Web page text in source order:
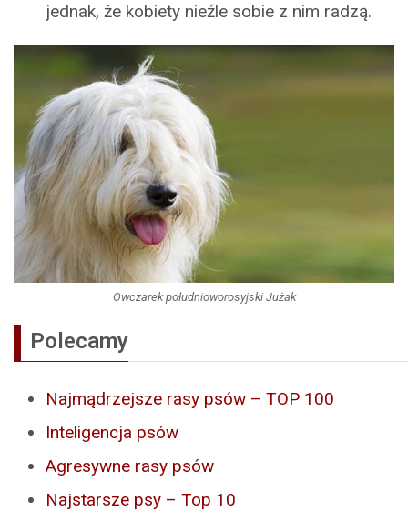
jednak, że kobiety nieźle sobie z nim radzą.
Owczarek południoworosyjski Jużak
Polecamy
Najmądrzejsze rasy psów – TOP 100
Inteligencja psów
Agresywne rasy psów
Najstarsze psy – Top 10